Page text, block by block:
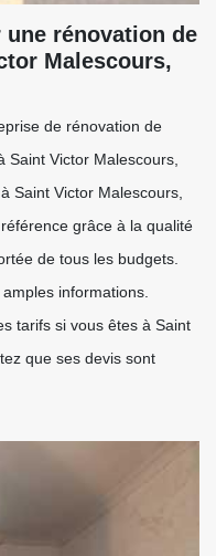
rénovation de
Malescours,
de rénovation de
Victor Malescours,
Saint Victor Malescours,
grâce à la qualité
de tous les budgets.
informations.
tarifs si vous êtes à Saint
que ses devis sont